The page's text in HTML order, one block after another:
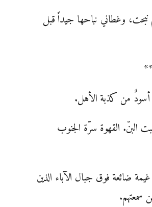
وغطاني نباحها جيداً قبل
من كذبة الأهل.
البنّ. القهوة سرّة الجنوب
غيمة ضائعة فوق جبال الآباء الذين
سمعتهم.